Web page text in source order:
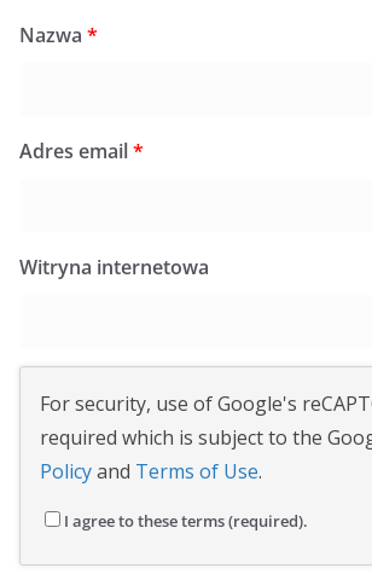
Nazwa *
Adres email*
Witryna internetowa
For security, use of Google's
required which is subject to the
Policyand Terms of Use.
I agree to these terms (required).